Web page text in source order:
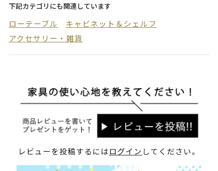
下記カテゴリにも関連しています
ローテーブル
キャビネット＆シェルフ
アクセサリー・雑貨
レビューを投稿するにはログイン してください。